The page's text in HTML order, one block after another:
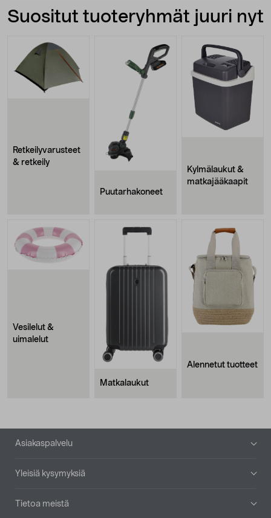
Suositut tuoteryhmät juuri nyt
Retkeilyvarusteet
& retkeily
Puutarhakoneet
Kylmälaukut &
matkajääkaapit
Vesilelut &
uimalelut
Matkalaukut
Alennetut tuotteet
Alatunniste
Asiakaspalvelu
Yleisiä kysymyksiä
Tietoa meistä